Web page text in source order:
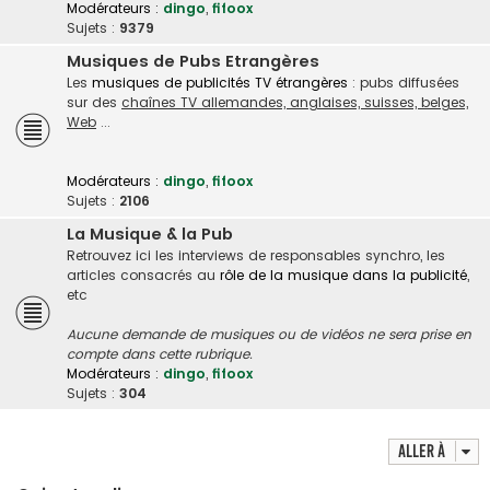
Modérateurs : dingo, fifoox
Sujets : 9379
Musiques de Pubs Etrangères
Les musiques de publicités TV étrangères : pubs diffusées
sur des chaînes TV allemandes, anglaises, suisses, belges,
Web ...
Modérateurs : dingo, fifoox
Sujets : 2106
La Musique & la Pub
Retrouvez ici les interviews de responsables synchro, les
articles consacrés au rôle de la musique dans la publicité,
etc
Aucune demande de musiques ou de vidéos ne sera prise en
compte dans cette rubrique.
Modérateurs : dingo, fifoox
Sujets : 304
Aller à